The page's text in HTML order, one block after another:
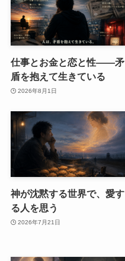
仕事とお金と恋と性——矛
盾を抱えて生きている
2026年8月1日
神が沈黙する世界で、愛す
る人を思う
2026年7月21日